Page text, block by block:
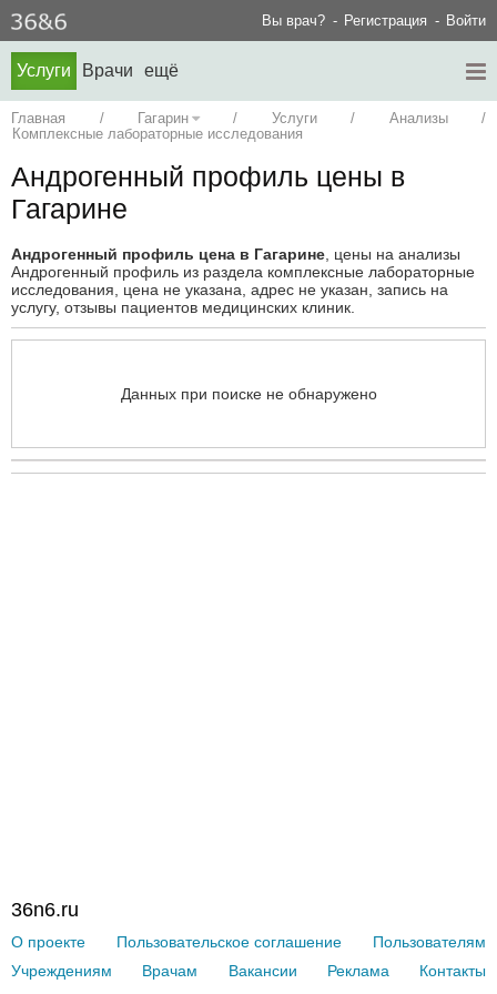
Вы врач? Регистрация Войти
Услуги Врачи ещё
Главная / Гагарин / Услуги / Анализы
/
Комплексные лабораторные исследования
Андрогенный профиль цены в
Гагарине
Андрогенный профиль цена в Гагарине, цены на анализы
Андрогенный профиль из раздела комплексные лабораторные
исследования, цена не указана, адрес не указан, запись на
услугу, отзывы пациентов медицинских клиник.
Данных при поиске не обнаружено
36n6.ru
О проекте Пользовательское соглашение
Пользователям
Учреждениям
Врачам Вакансии Реклама Контакты